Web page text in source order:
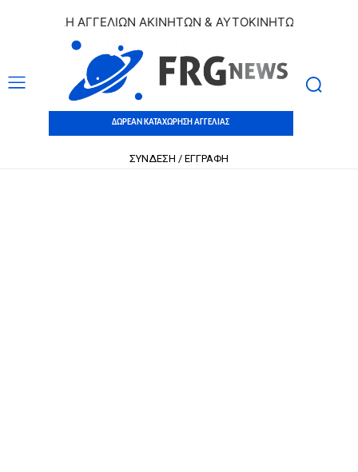
ΑΓΓΕΛΙΩΝ ΑΚΙΝΗΤΩΝ & ΑΥΤΟΚΙΝΗΤΩΝ | ΔΩΡΕΑΝ
ΔΩΡΕΑΝ ΚΑΤΑΧΩΡΗΣΗ ΑΓΓΕΛΙΑΣ
ΣΥΝΔΕΣΗ / ΕΓΓΡΑΦΗ